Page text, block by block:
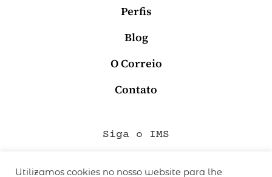
Perfis
Blog
O Correio
Contato
Siga o IMS
Utilizamos cookies no nosso website para lhe